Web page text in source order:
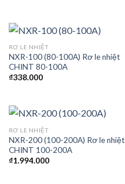
RƠ LE NHIỆT
NXR-100 (80-100A) Rơ le nhiệt
CHINT 80-100A
₫338.000
RƠ LE NHIỆT
NXR-200 (100-200A) Rơ le nhiệt
CHINT 100-200A
₫1.994.000